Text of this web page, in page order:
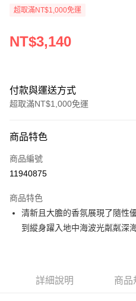
超取滿NT$1,000免運
NT$3,140
付款與運送方式
超取滿NT$1,000免運
信用卡一次付款
ATM付款
運送方式
付款後全家取貨
每筆NT$80，滿NT$1,000(含以
商品特色
商品編號
11940875
商品特色
清新且大膽的香氛展現了隨性
到縱身躍入地中海波光粼粼深
詳細說明 商品